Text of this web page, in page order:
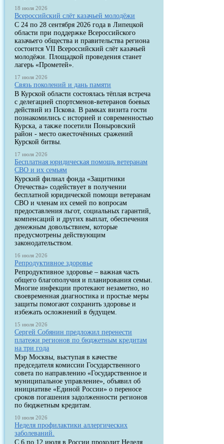
18 июля 2026
Всероссийский слёт казачьей молодёжи
С 24 по 28 сентября 2026 года в Липецкой
области при поддержке Всероссийского
казачьего общества и правительства региона
состоится VII Всероссийский слёт казачьей
молодёжи. Площадкой проведения станет
лагерь «Прометей».
17 июля 2026
Связь поколений и дань памяти
В Курской области состоялась тёплая встреча
с делегацией спортсменов-ветеранов боевых
действий из Пскова. В рамках визита гости
познакомились с историей и современностью
Курска, а также посетили Поныровский
район - место ожесточённых сражений
Курской битвы.
17 июля 2026
Бесплатная юридическая помощь ветеранам
СВО и их семьям
Курский филиал фонда «Защитники
Отечества» содействует в получении
бесплатной юридической помощи ветеранам
СВО и членам их семей по вопросам
предоставления льгот, социальных гарантий,
компенсаций и других выплат, обеспечения
денежным довольствием, которые
предусмотрены действующим
законодательством.
16 июля 2026
Репродуктивное здоровье
Репродуктивное здоровье – важная часть
общего благополучия и планирования семьи.
Многие инфекции протекают незаметно, но
своевременная диагностика и простые меры
защиты помогают сохранить здоровье и
избежать осложнений в будущем.
15 июля 2026
Сергей Собянин предложил перенести
платежи регионов по бюджетным кредитам
на три года
Мэр Москвы, выступая в качестве
председателя комиссии Государственного
совета по направлению «Государственное и
муниципальное управление», объявил об
инициативе «Единой России» о переносе
сроков погашения задолженности регионов
по бюджетным кредитам.
10 июля 2026
Неделя профилактики аллергических
заболеваний.
С 6 по 12 июля в России проходит Неделя